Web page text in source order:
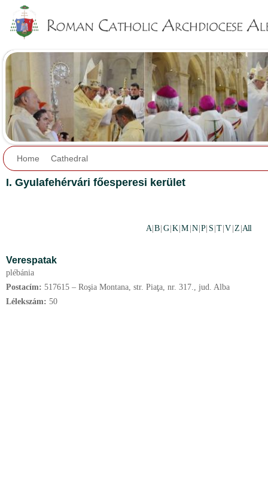
Home Cathedral
I. Gyulafehérvári főesperesi kerület
A|B G K |M N |P S |T |V Z |All
Verespatak
plébánia
Postacím: 517615 – Roşia Montana, str. Piaţa, nr. 317., jud. Alba
Lélekszám: 50